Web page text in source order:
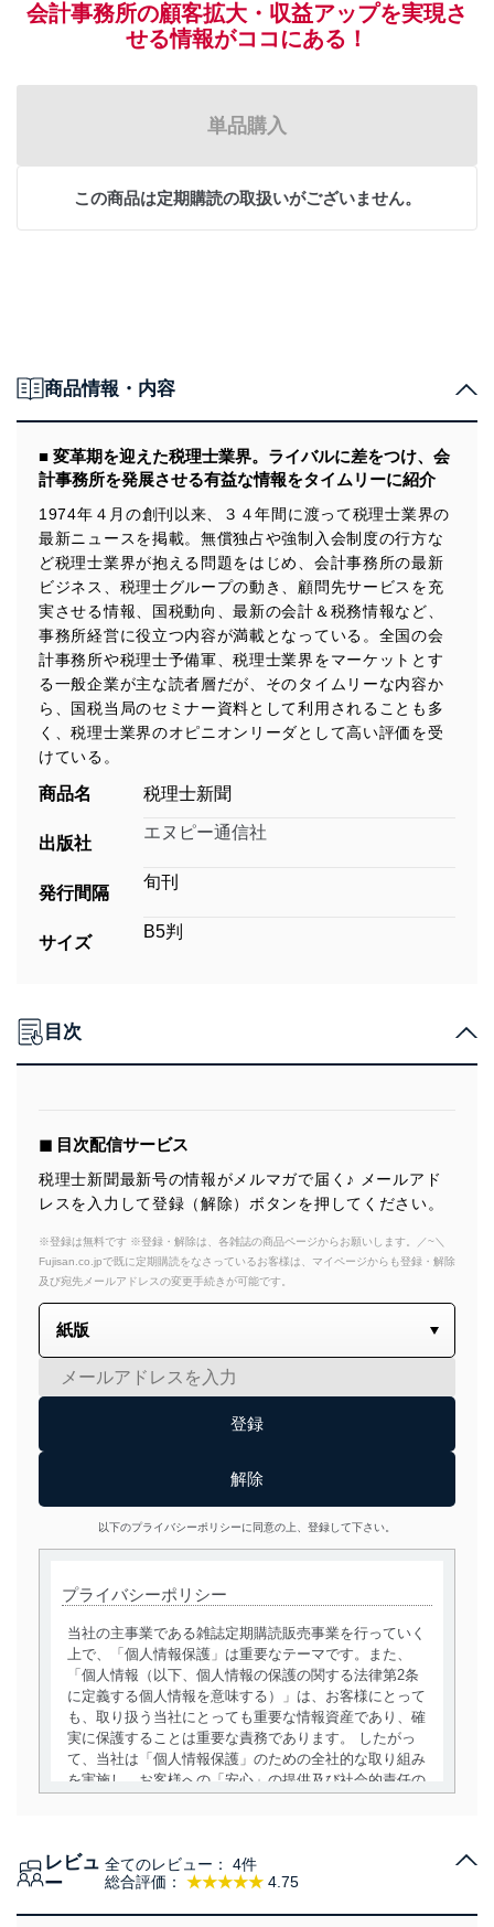
会計事務所の顧客拡大・収益アップを実現さ
せる情報がココにある！
単品購入
この商品は定期購読の取扱いがございません。
商品情報・内容
■ 変革期を迎えた税理士業界。ライバルに差をつけ、会
計事務所を発展させる有益な情報をタイムリーに紹介
1974年４月の創刊以来、３４年間に渡って税理士業界の
最新ニュースを掲載。無償独占や強制入会制度の行方な
ど税理士業界が抱える問題をはじめ、会計事務所の最新
ビジネス、税理士グループの動き、顧問先サービスを充
実させる情報、国税動向、最新の会計＆税務情報など、
事務所経営に役立つ内容が満載となっている。全国の会
計事務所や税理士予備軍、税理士業界をマーケットとす
る一般企業が主な読者層だが、そのタイムリーな内容か
ら、国税当局のセミナー資料として利用されることも多
く、税理士業界のオピニオンリーダとして高い評価を受
けている。
商品名 税理士新聞
出版社
エヌピー通信社
発行間隔
旬刊
サイズ
B5判
目次
◼︎ 目次配信サービス
税理士新聞最新号の情報がメルマガで届く♪ メールアド
レスを入力して登録（解除）ボタンを押してください。
※登録は無料です ※登録・解除は、各雑誌の商品ページからお願いします。／~＼
Fujisan.co.jpで既に定期購読をなさっているお客様は、マイページからも登録・解除
及び宛先メールアドレスの変更手続きが可能です。
以下のプライバシーポリシーに同意の上、登録して下さい。
プライバシーポリシー
当社の主事業である雑誌定期購読販売事業を行っていく
上で、「個人情報保護」は重要なテーマです。また、
「個人情報（以下、個人情報の保護の関する法律第2条
に定義する個人情報を意味する）」は、お客様にとって
も、取り扱う当社にとっても重要な情報資産であり、確
実に保護することは重要な責務であります。 したがっ
て、当社は「個人情報保護」のための全社的な取り組み
を実施し、お客様への「安心」の提供及び社会的責任の
当社は、個人情報の取得・利用・提供に際して、その利
レビュ
ー
総合評価： ★★★★★ 4.75
全てのレビュー： 4件